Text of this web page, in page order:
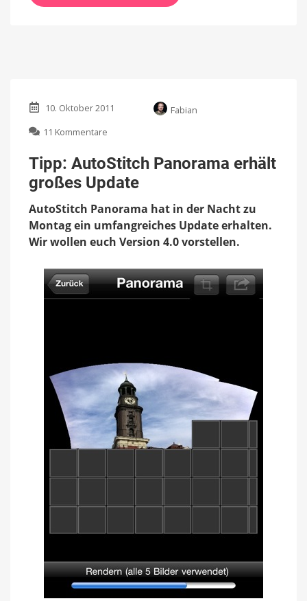
10. Oktober 2011
Fabian
11 Kommentare
AutoStitch
Panorama
erhält
Update
Tipp: AutoStitch Panorama erhält
großes Update
AutoStitch Panorama hat in der Nacht zu
Montag ein umfangreiches Update erhalten.
Wir wollen euch Version 4.0 vorstellen.